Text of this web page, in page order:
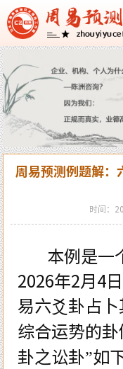
周易预测例题解
时间：
本例是一
2026年2月4
易六爻卦占
综合运势的
卦之讼卦”如